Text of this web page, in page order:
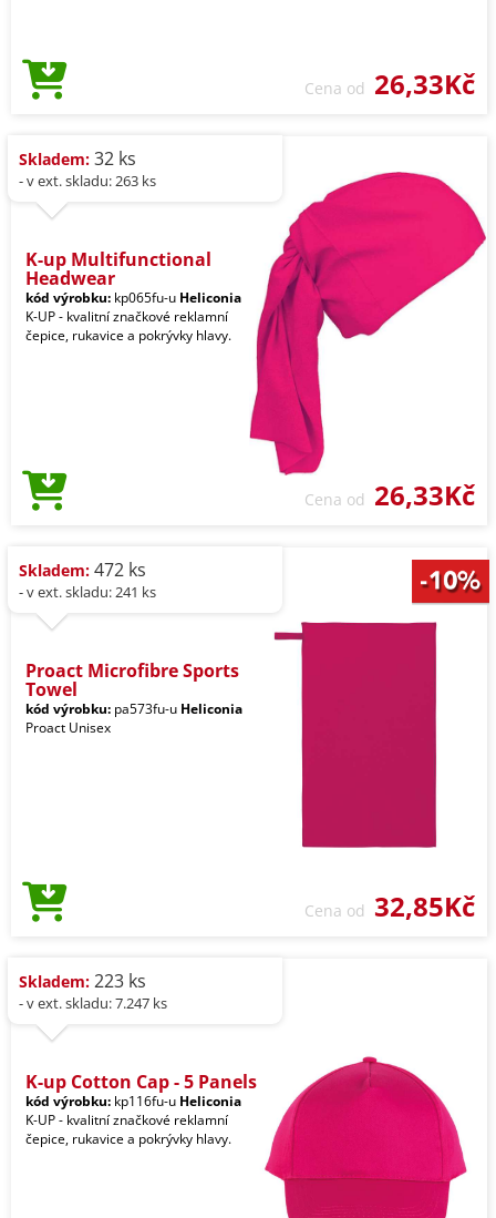
Cena od 26,33Kč
Skladem: 32 ks
- v ext. skladu: 263 ks
K-up Multifunctional
Headwear
kód výrobku: kp065fu-u Heliconia
K-UP - kvalitní značkové reklamní
čepice, rukavice a pokrývky hlavy.
Cena od 26,33Kč
Skladem: 472 ks
- v ext. skladu: 241 ks
Proact Microfibre Sports
Towel
kód výrobku: pa573fu-u Heliconia
Proact Unisex
Cena od 32,85Kč
Skladem: 223 ks
- v ext. skladu: 7.247 ks
K-up Cotton Cap - 5 Panels
kód výrobku: kp116fu-u Heliconia
K-UP - kvalitní značkové reklamní
čepice, rukavice a pokrývky hlavy.